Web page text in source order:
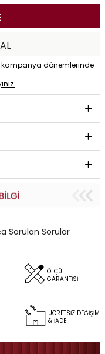
kampanya dönemlerinde
Sorulan Sorular
ÖLÇÜ
GARANTİSİ
ÜCRETSİZ DEĞİŞİM
& İADE